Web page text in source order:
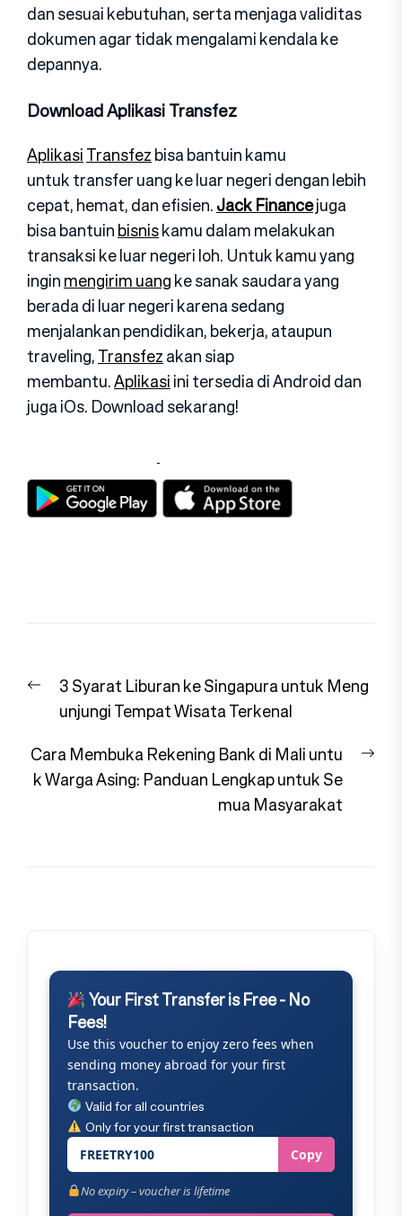
dan sesuai kebutuhan, serta menjaga validitas
dokumen agar tidak mengalami kendala ke
depannya.
Download Aplikasi Transfez
AplikasiTransfezbisa bantuin kamu
untuk transfer uang ke luar negeri dengan lebih
cepat, hemat, dan efisien.Jack Financejuga
bisa bantuinbisniskamu dalam melakukan
transaksi ke luar negeri loh. Untuk kamu yang
inginmengirim uangke sanak saudara yang
berada di luar negeri karena sedang
menjalankan pendidikan, bekerja, ataupun
traveling,Transfezakan siap
membantu.Aplikasiini tersedia di Android dan
juga iOs. Download sekarang!
pos
Previous
post:
3 Syarat Liburan ke Singapura untuk Meng
unjungi Tempat Wisata Terkenal
Cara Membuka Rekening Bank di Mali untu
k Warga Asing: Panduan Lengkap untuk Se
mua Masyarakat
Your First Transfer is Free - No
Fees!
Use this voucher to enjoy zero fees when
sending money abroad for your first
transaction.
Valid for all countries
Only for your first transaction
FREETRY100 Copy
No expiry – voucher is lifetime